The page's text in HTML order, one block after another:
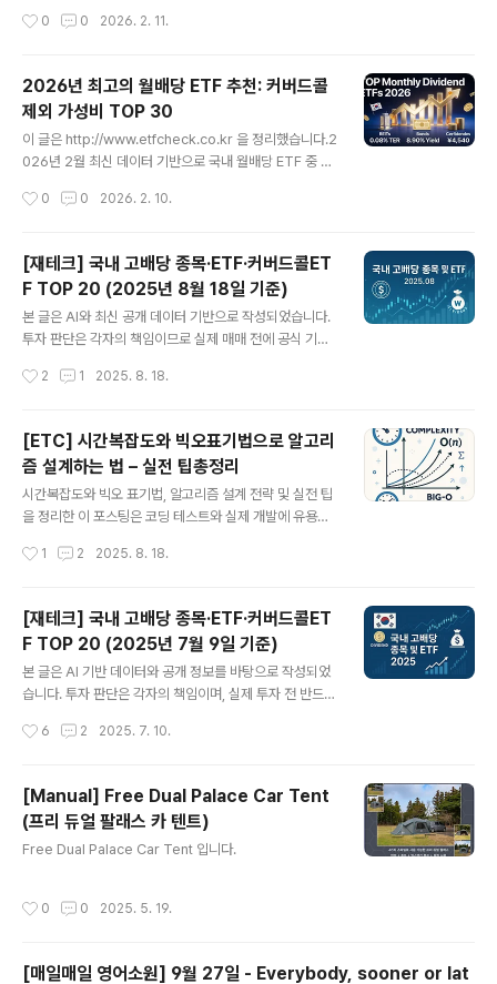
줄었다는 건 좋은 신호?🎯 핵심 개념부터'경제적 이유에
당 리츠(부동산 투자신탁)로, 연초부터 주가와 관심도가 동
인컴의 주가 흐름, 오른 이유, 배당 관점, 그리고 리스크까
지 정리해 드리겠습니다.리얼티 인컴이 뭐길래?리얼티 인
컴(Realty Income)은 미국 상장 리츠(부동산 투자신탁)
중에서도 많은 투자자에게 익숙한 이름입니다.주요 특징은
다음과 같습니다.매월 배당 지급: 일반 주식보다 자주 받는
임대 중심: 소매점, 통신시설, 건강·의료시설 등 다양한 ..
0 0 2026. 2. 11.
2026년 최고의 월배당 ETF 추천: 커버드콜
제외 가성비 TOP 30
이 글은 http://www.etfcheck.co.kr 을 정리했습니다.2
026년 2월 최신 데이터 기반으로 국내 월배당 ETF 중 커
습니다.현재가 대비 최근 배당률을 1순위, 연배당률 높음,
÷ 현재가 (배당 수익률 우선)2. 연배당률 (높을수록 우수)
3. 총보수 (낮을수록 우수)데이터 출처: 2026년 2월 10일
국내 월배당 ETF 전체 목록🥇 가성비 1위: TIGER 리츠부
동산인프라현재가: 4,540원 | 총보수: 0.08% | 연배당률:
8.90% | 최근배당: 33원배당수익률: 0.73% (월 기준 최
재가총보수연배당률최..
0 0 2026. 2. 10.
[재테크] 국내 고배당 종목·ETF·커버드콜ET
F TOP 20 (2025년 8월 18일 기준)
본 글은 AI와 최신 공개 데이터 기반으로 작성되었습니다.
투자 판단은 각자의 책임이므로 실제 매매 전에 공식 기업/
자료는 투자 참고용이며, 결과에 대한 책임은 지지 않습니
OP 20씩 정리했습니다. 배당성향, 배당주기, 배당률, 8월
18일 기준 주가와 최근 4회 배당금까지 한 번에 비교하세
요! 알찬 배당주 투자 전략을 원한다면 이 포스팅에서 모두
확인!2025년 8월 18일 기준 국내 고배당 종목·ETF·커버
로 구분하여일반종목(개별주/리츠), ETF(일반/커버드콜)
2 1 2025. 8. 18.
[ETC] 시간복잡도와 빅오표기법으로 알고리
즘 설계하는 법 – 실전 팁총정리
시간복잡도와 빅오 표기법, 알고리즘 설계 전략 및 실전 팁
을 정리한 이 포스팅은 코딩 테스트와 실제 개발에 유용한
해 가독성과 이해도를 높였습니다.시간복잡도와 알고리즘
율적인 개발자가 되려면 반드시 이해해야 할 개념이 바로
시간복잡도(Time Complexity), 그리고 이를 나타내는
빅오 표기법(Big-O Notation)입니다. 오늘은 실제 코딩
테스트와 실무 개발에 꼭 필요한 알고리즘 설계 팁과, 문제
요구사항에 맞는 적절한 알고리즘을 선택하는 방법을 알아
의 성능을 측정하는 지표로, 특정 입력 크기에서 알고리즘
1 2 2025. 8. 18.
[재테크] 국내 고배당 종목·ETF·커버드콜ET
F TOP 20 (2025년 7월 9일 기준)
본 글은 AI 기반 데이터와 공개 정보를 바탕으로 작성되었
습니다. 투자 판단은 각자의 책임이며, 실제 투자 전 반드시
I가 제공하는 정보는 참고용일 뿐, 투자 손실에 대한 책임을
정보를 포함했습니다.1. 일반종목1-1. 일반 개별주 (코스피/
코스닥)월배당국내 상장 개별주 중 월배당을 실시하는 종
목은 현재 없습니다.분기배당 상위 20종목순위종목명시장
014,450, 14,450, 14,450, 14,4502한샘코스..
6 2 2025. 7. 10.
[Manual] Free Dual Palace Car Tent
(프리 듀얼 팔래스 카 텐트)
Free Dual Palace Car Tent 입니다.
0 0 2025. 5. 19.
[매일매일 영어소원] 9월 27일 - Everybody, sooner or lat